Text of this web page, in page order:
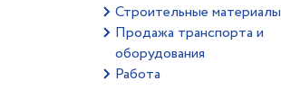
Строительные материалы
Продажа транспорта и
оборудования
Работа